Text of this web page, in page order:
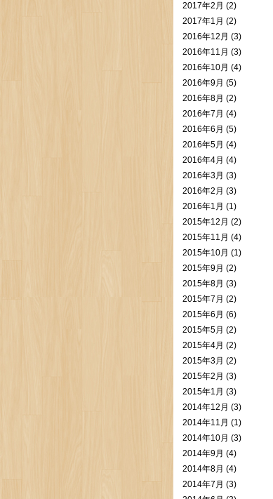
2017年2月 (2)
2017年1月 (2)
2016年12月 (3)
2016年11月 (3)
2016年10月 (4)
2016年9月 (5)
2016年8月 (2)
2016年7月 (4)
2016年6月 (5)
2016年5月 (4)
2016年4月 (4)
2016年3月 (3)
2016年2月 (3)
2016年1月 (1)
2015年12月 (2)
2015年11月 (4)
2015年10月 (1)
2015年9月 (2)
2015年8月 (3)
2015年7月 (2)
2015年6月 (6)
2015年5月 (2)
2015年4月 (2)
2015年3月 (2)
2015年2月 (3)
2015年1月 (3)
2014年12月 (3)
2014年11月 (1)
2014年10月 (3)
2014年9月 (4)
2014年8月 (4)
2014年7月 (3)